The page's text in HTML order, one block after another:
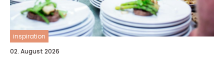
inspiration
02. August 2026